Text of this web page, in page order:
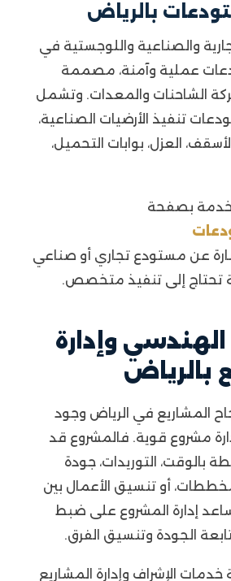
والصناعية واللوجستية في
عملية وآمنة، مصممة
الشاحنات والمعدات. وتشمل
تنفيذ الأرضيات الصناعية،
الأسقف، العزل، بوابات التحميل،
بصفحة
عن مستودع تجاري أو صناعي
تحتاج إلى تنفيذ متخصص.
الهندسي وإدارة
بالرياض
المشاريع في الرياض وجود
مشروع قوية. فالمشروع قد
بالوقت، التوريدات، جودة
أو تنسيق الأعمال بين
إدارة المشروع على ضبط
الجودة وتنسيق الفرق.
الإشراف وإدارة المشاريع